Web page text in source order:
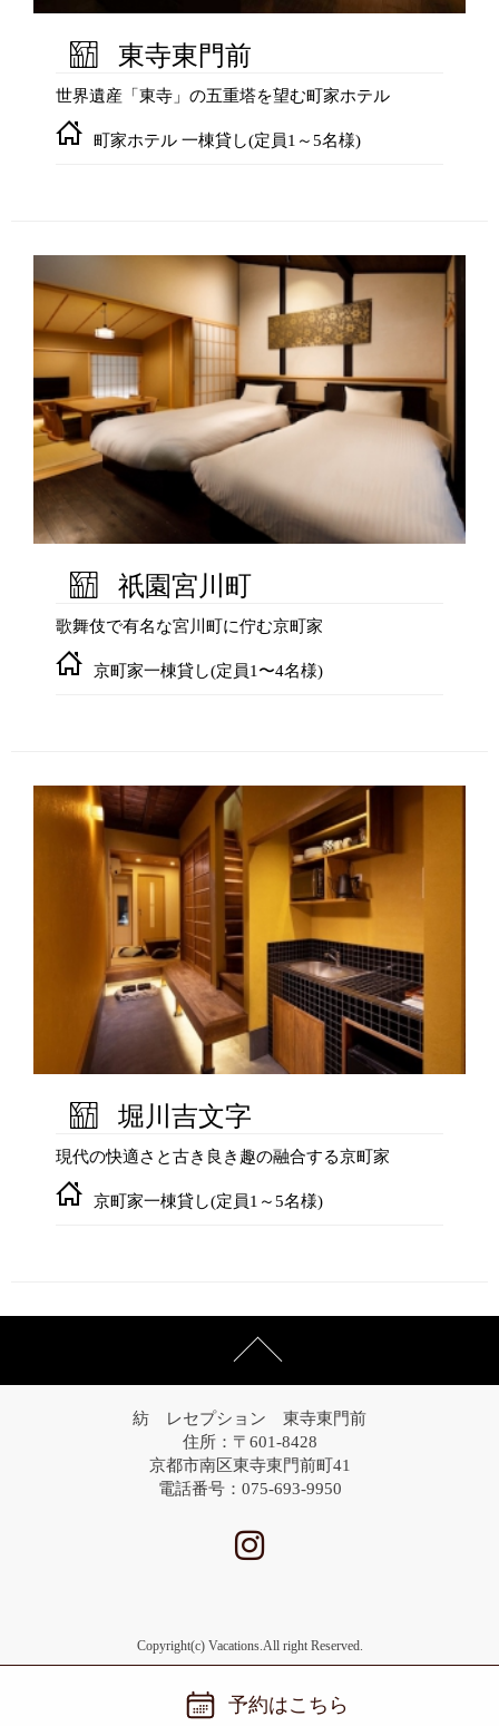
東寺東門前
世界遺産「東寺」の五重塔を望む町家ホテル
町家ホテル 一棟貸し(定員1～5名様)
祇園宮川町
歌舞伎で有名な宮川町に佇む京町家
京町家一棟貸し(定員1〜4名様)
堀川吉文字
現代の快適さと古き良き趣の融合する京町家
京町家一棟貸し(定員1～5名様)
紡 レセプション 東寺東門前
住所：〒601-8428
京都市南区東寺東門前町41
電話番号：075-693-9950
Copyright(c) Vacations.All right Reserved.
予約はこちら